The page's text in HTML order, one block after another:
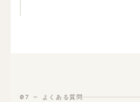
07 — よくある質問